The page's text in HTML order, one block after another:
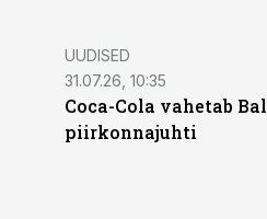
UUDISED
31.07.26, 10:35
Coca-Cola vahetab
piirkonnajuhti